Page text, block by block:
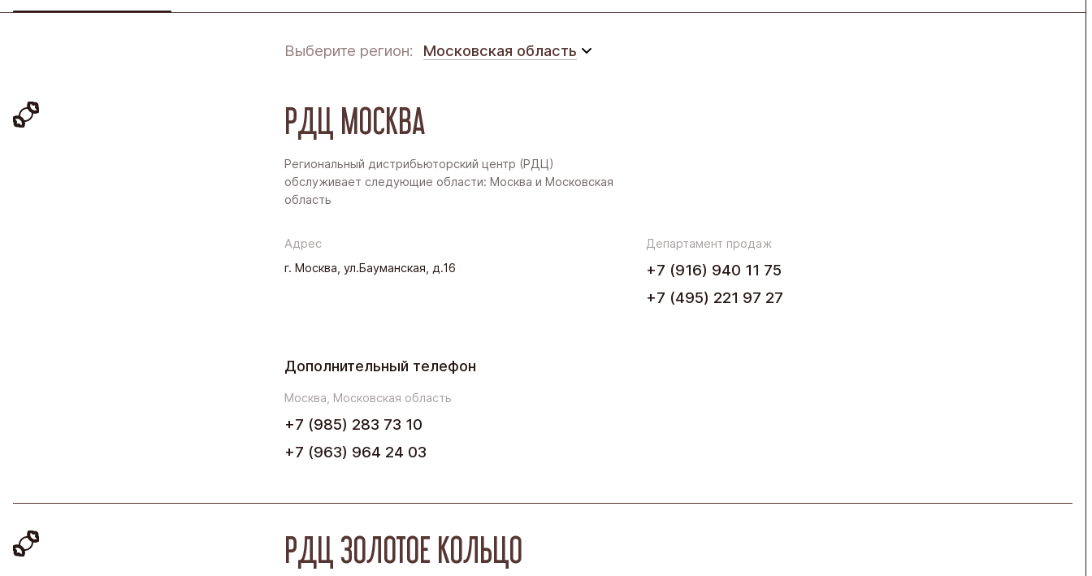
Выберите регион: Московская область
Дальний Восток
Северо-Запад
РДЦ МОСКВА
Региональный дистрибьюторский центр (РДЦ)
обслуживает следующие области: Москва и Московская
область
Адрес
г. Москва, ул.Бауманская, д.16
Департамент продаж
+7 (916) 940 11 75
+7 (495) 221 97 27
Дополнительный телефон
Москва, Московская область
+7 (985) 283 73 10
+7 (963) 964 24 03
РДЦ ЗОЛОТОЕ КОЛЬЦО